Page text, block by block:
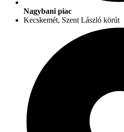
Nagybani piac
Kecskemét, Szent László körút